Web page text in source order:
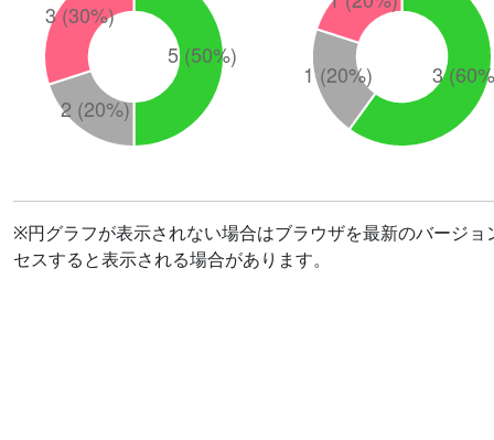
※円グラフが表示されない場合はブラウザを最新のバージ
セスすると表示される場合があります。